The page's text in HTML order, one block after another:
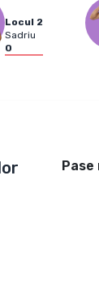
Locul 2
Sadriu
0